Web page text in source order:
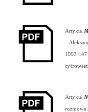
Artykuł
–
1993 t.47
Artykuł
rozmowa